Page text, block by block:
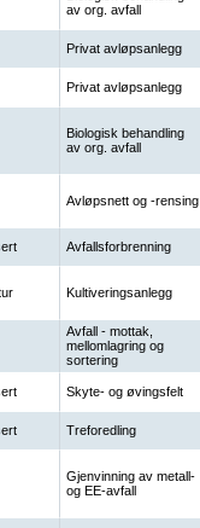
av org. avfall
Privat avløpsanlegg
Privat avløpsanlegg
Biologisk behandling
av org. avfall
Avløpsnett og -rensing
Avfallsforbrenning
Kultiveringsanlegg
Avfall - mottak,
mellomlagring og
sortering
Skyte- og øvingsfelt
Treforedling
Gjenvinning av metall-
og EE-avfall